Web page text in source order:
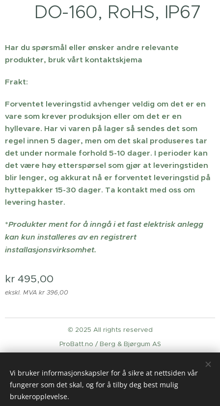
DO-160, RoHS, IP67
Har du spørsmål eller ønsker andre relevante
produkter, bruk vårt kontaktskjema
Frakt:
Forventet leveringstid avhenger veldig om det er en
vare som krever produksjon eller om det er en
hyllevare. Har vi varen på lager så sendes det som
regel innen 5 dager, men om det skal produseres tar
det under normale forhold 5-10 dager. I perioder kan
det være høy etterspørsel som gjør at leveringstiden
blir lenger, og akkurat nå er forventet leveringstid på
hyttepakker 15-30 dager. Ta kontakt med oss om
levering haster.
*Produkter ment for å inngå i et fast elektrisk anlegg
kan kun installeres av en registrert
installasjonsvirksomhet.
kr 495,00
ekskl. MVA kr 396,00
© 2025 All rights reserved
ProBatt.no / Berg & Bjørgum AS
Språk
English
Norsk
Vi bruker informasjonskapsler for å sikre at nettsiden vår
fungerer som det skal, og for å tilby deg best mulig
brukeropplevelse.